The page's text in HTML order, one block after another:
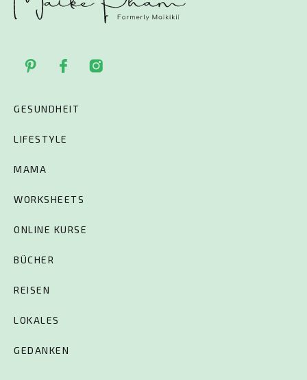
GESUNDHEIT
LIFESTYLE
MAMA
WORKSHEETS
ONLINE KURSE
BÜCHER
REISEN
LOKALES
GEDANKEN